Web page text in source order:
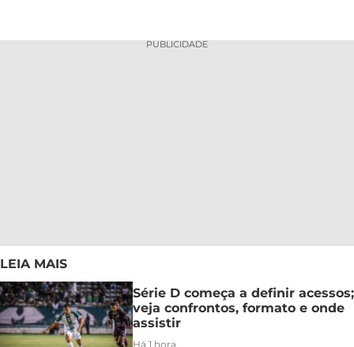
PUBLICIDADE
LEIA MAIS
Série D começa a definir acessos;
veja confrontos, formato e onde
assistir
Há 1 hora